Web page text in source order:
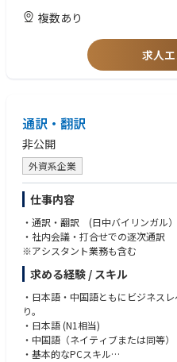
＜業務と配属チームの特徴＞
うことができます。
★カスタマイズ型でプロジェクト
・ほとんどの社員がマーケティン
で入社し、メンバーが互いにサポー
・分析・加工等、マーケティングリ
シャリストとしてのキャリアを極
アントに直接対応するコンサルタン
できます。
・年1回、今後の所属チームの希望
の思い描くキャリアステップを実現
【求める能力】
・明朗かつ最適な情報共有を行い
ミュニケーション力
・納期意識を明確に持ち、タスク
【歓迎経験】
マーケティングリサーチやデータ集
方
SQL、Python、R でのデータ分析
複数あり
求人
通訳・翻訳
非公開
外資系企業
仕事内容
・通訳・翻訳 (日中バイリンガル）
・社内会議・打合せでの逐次通訳
※アシスタント業務も含む
求める経験 / スキル
・日本語・中国語ともにビジネス
り。
・日本語 (N1相当)
・中国語（ネイティブまたは同等）
・基本的なPCスキル